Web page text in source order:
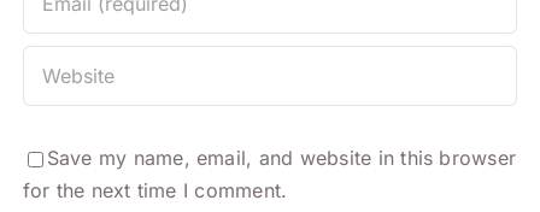
Save my name, email, and website in this browser
for the next time I comment.